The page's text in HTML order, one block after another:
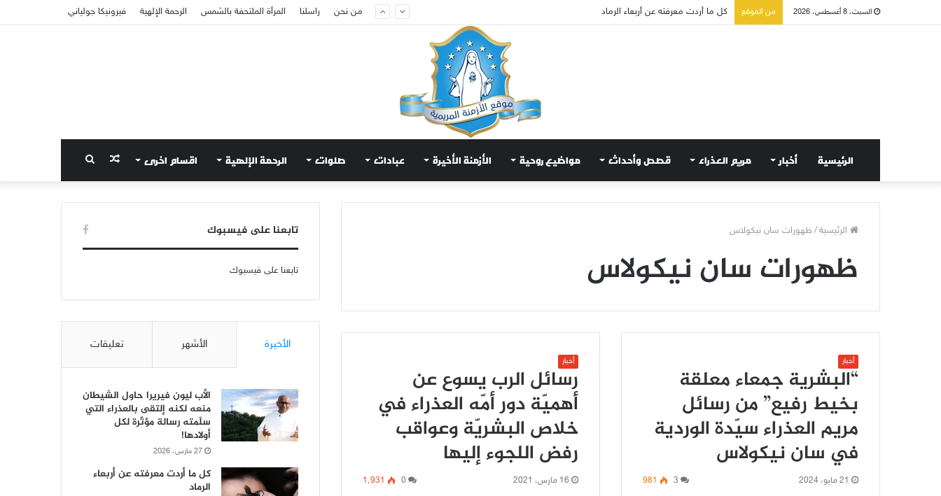
السبت، 8 أغسطس، 2026 من الموقع كل ما أردت معرفته عن أربعاء الرماد من نحن راسلنا المرأة الملتحفة بالشمس الرحمة الإلهية فيرونيكا جولياني
الرئيسية أخبار مريم العذراء قصص وأحداث مواضيع روحية الأزمنة الأخيرة عبادات صلوات الرحمة الإلهية اقسام اخرى بحث
عن
مقال
عشوائي
الرئيسية/ ظهورات سان نيكولاس
ظهورات سان نيكولاس
أخبار
“البشرية جمعاء معلقة
بخيط رفيع” من رسائل
مريم العذراء سيّدة الوردية
في سان نيكولاس
21 مايو، 2024 3
981
أخبار
رسائل الرب يسوع عن
أهميّة دور أمّه العذراء في
خلاص البشريّة وعواقب
رفض اللجوء إليها
16 مارس، 2021 0 1٬931
تابعنا على فيسبوك
تابعنا على فيسبوك
الأخيرة الأشهر تعليقات
الأب ليون فيريرا حاول الشيطان
منعه لكنه إلتقى بالعذراء التي
سلّمته رسالة مؤثّرة لكل
أولادها!
27 مارس، 2026
كل ما أردت معرفته عن أربعاء
الرماد